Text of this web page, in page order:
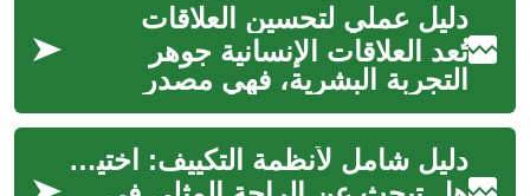
دليل عملي لتحسين العلاقات
تُعد العلاقات الإنسانية جوهر
التجربة البشرية، فهي مصدر
للسعادة والدعم، ولكنها قد تواجه
تحديات تتطلب فهمًا وجهدًا
مستم...
دليل شامل لأنظمة التكييف: اختيار الراحة المثالية لمنزلك